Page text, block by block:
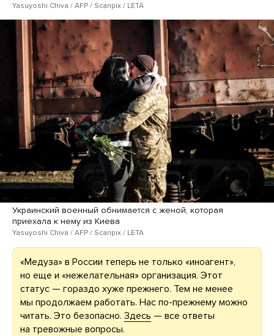
Yasuyoshi Chiva / AFP / Scanpix / LETA
Украинский военный обнимается с женой, которая
приехала к нему из Киева
Yasuyoshi Chiva / AFP / Scanpix / LETA
«Медуза» в России теперь не только «иноагент»,
но еще и «нежелательная» организация. Этот
статус — гораздо хуже прежнего. Тем не менее
мы продолжаем работать. Нас по-прежнему можно
читать. Это безопасно. Здесь — все ответы
на тревожные вопросы.